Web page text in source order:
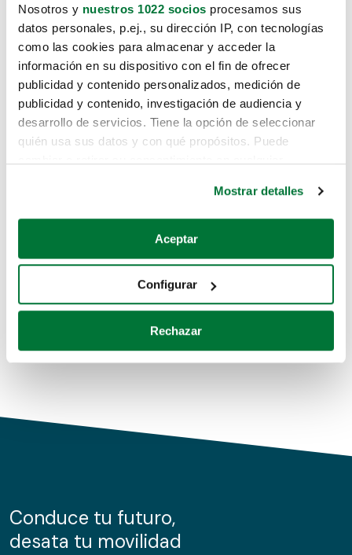
Nosotros y nuestros 1022 socios procesamos sus
datos personales, p.ej., su dirección IP, con tecnologías
como las cookies para almacenar y acceder la
información en su dispositivo con el fin de ofrecer
publicidad y contenido personalizados, medición de
publicidad y contenido, investigación de audiencia y
desarrollo de servicios. Tiene la opción de seleccionar
quién usa sus datos y con qué propósitos. Puede
Si lo permite, también quisiéramos:
Recopilar información sobre su ubicación geográfica
Identificar su dispositivo analizándolo activamente
para buscar características específicas (huellas
Obtenga más información sobre cómo se procesan sus
de cookies.
información sobre el uso que haga del sitio web con
nuestros partners de redes sociales, publicidad y análisis
Mostrar detalles
Aceptar
Configurar
Rechazar
Lo sentimos, no sabemos como
te hemos traido hasta aquí.
Pero puedes encontrar el coche que estás
buscando en alguno de estos enlaces:
Coches de segunda mano
Coches de km0
Conduce tu futuro,
desata tu movilidad